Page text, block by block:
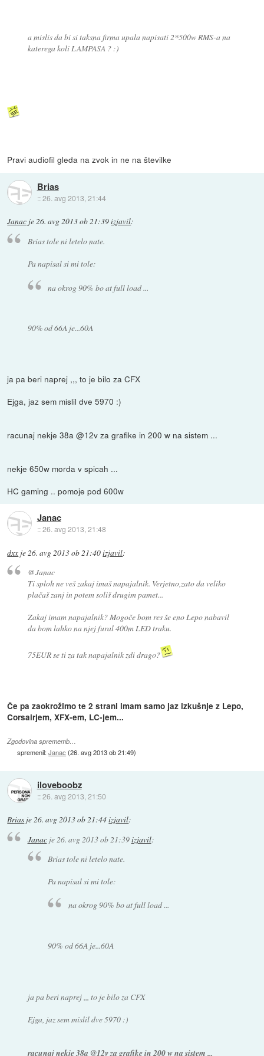
a mislis da bi si taksna firma upala napisati 2*500w RMS-a na
katerega koli LAMPASA ? :)
Pravi audiofil gleda na zvok in ne na številke
Brias
::26. avg 2013, 21:44
Janac je26. avg 2013 ob 21:39izjavil:
Brias tole ni letelo nate.
Pa napisal si mi tole:
na okrog 90% bo at full load ...
90% od 66A je...60A
ja pa beri naprej ,,, to je bilo za CFX
Ejga, jaz sem mislil dve 5970 :)
racunaj nekje 38a @12v za grafike in 200 w na sistem ...
nekje 650w morda v spicah ...
HC gaming .. pomoje pod 600w
Janac
::26. avg 2013, 21:48
dxx je26. avg 2013 ob 21:40izjavil:
@Janac
Ti sploh ne veš zakaj imaš napajalnik. Verjetno,zato da veliko
plačaš zanj in potem soliš drugim pamet...
Zakaj imam napajalnik? Mogoče bom res še eno Lepo nabavil
da bom lahko na njej fural 400m LED traku.
75EUR se ti za tak napajalnik zdi drago?
Če pa zaokrožimo te 2 strani imam samo jaz izkušnje z Lepo,
Corsairjem, XFX-em, LC-jem...
Zgodovina sprememb…
spremenil:Janac (26. avg 2013 ob 21:49)
iloveboobz
::26. avg 2013, 21:50
Brias je26. avg 2013 ob 21:44izjavil:
Janacje26. avg 2013 ob 21:39izjavil:
Brias tole ni letelo nate.
Pa napisal si mi tole:
na okrog 90% bo at full load ...
90% od 66A je...60A
ja pa beri naprej ,,, to je bilo za CFX
Ejga, jaz sem mislil dve 5970 :)
racunaj nekje 38a @12v za grafike in 200 w na sistem ...